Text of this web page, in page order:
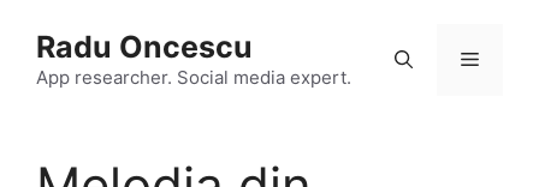
content
Radu Oncescu
App researcher. Social media expert.
Menu